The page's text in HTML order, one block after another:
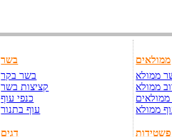
בשר
בשר בקר
קציצות בשר
כנפי עוף
עוף בתנור
דגים
ממולאים
ממולא
ממולא
ממולא
פשטידות